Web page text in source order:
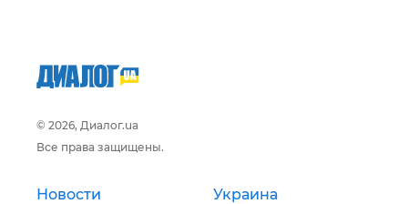
© 2026, Диалог.ua
Все права защищены.
Новости Украина